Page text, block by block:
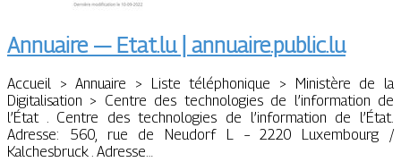
Annuaire — Etat.lu | annuaire.public.lu
Accueil > Annuaire > Liste téléphonique > Ministère de la
Digitalisation > Centre des technologies de l’information de
l’État . Centre des technologies de l’information de l’État.
Adresse: 560, rue de Neudorf L – 2220 Luxembourg /
Kalchesbruck . Adresse…